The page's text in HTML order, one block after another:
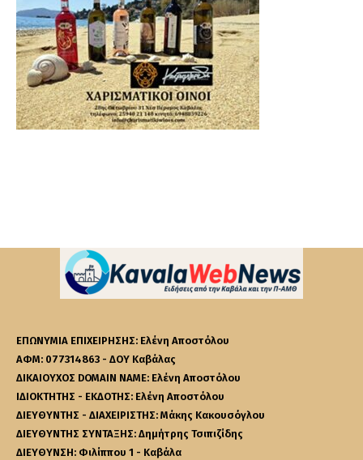
ΕΠΩΝΥΜΙΑ ΕΠΙΧΕΙΡΗΣΗΣ: Ελένη Αποστόλου
ΑΦΜ: 077314863 - ΔΟΥ Καβάλας
ΔΙΚΑΙΟΥΧΟΣ DOMAIN NAME: Ελένη Αποστόλου
ΙΔΙΟΚΤΗΤΗΣ - ΕΚΔΟΤΗΣ: Ελένη Αποστόλου
ΔΙΕΥΘΥΝΤΗΣ - ΔΙΑΧΕΙΡΙΣΤΗΣ: Μάκης Κακουσόγλου
ΔΙΕΥΘΥΝΤΗΣ ΣΥΝΤΑΞΗΣ: Δημήτρης Τσιπιζίδης
ΔΙΕΥΘΥΝΣΗ: Φιλίππου 1 - Καβάλα